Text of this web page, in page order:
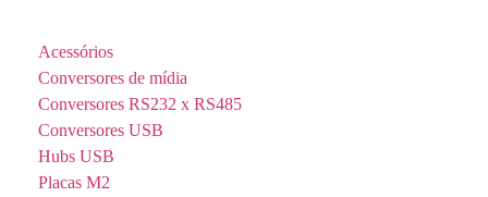
Acessórios
Conversores de mídia
Conversores RS232 x RS485
Conversores USB
Hubs USB
Placas M2